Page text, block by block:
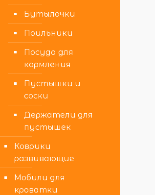
Бутылочки
Поильники
Посуда для
кормления
Пустышки и
соски
Держатели для
пустышек
Коврики
развивающие
Мобили для
кроватки